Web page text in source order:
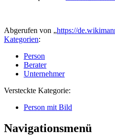
Abgerufen von „https://
Kategorien:
Person
Berater
Unternehmer
Versteckte Kategorie:
Person mit Bild
Navigationsmenü